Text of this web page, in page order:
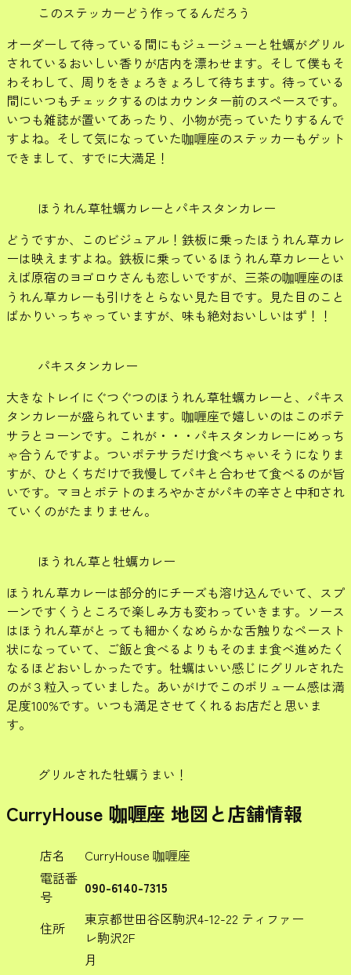
このステッカーどう作ってるんだろう
オーダーして待っている間にもジュージューと牡蠣がグリル
されているおいしい香りが店内を漂わせます。そして僕もそ
わそわして、周りをきょろきょろして待ちます。待っている
間にいつもチェックするのはカウンター前のスペースです。
いつも雑誌が置いてあったり、小物が売っていたりするんで
すよね。そして気になっていた咖喱座のステッカーもゲット
できまして、すでに大満足！
ほうれん草牡蠣カレーとパキスタンカレー
どうですか、このビジュアル！鉄板に乗ったほうれん草カレ
ーは映えますよね。鉄板に乗っているほうれん草カレーとい
えば原宿のヨゴロウさんも恋しいですが、三茶の咖喱座のほ
うれん草カレーも引けをとらない見た目です。見た目のこと
ばかりいっちゃっていますが、味も絶対おいしいはず！！
パキスタンカレー
大きなトレイにぐつぐつのほうれん草牡蠣カレーと、パキス
タンカレーが盛られています。咖喱座で嬉しいのはこのポテ
サラとコーンです。これが・・・パキスタンカレーにめっち
ゃ合うんですよ。ついポテサラだけ食べちゃいそうになりま
すが、ひとくちだけで我慢してパキと合わせて食べるのが旨
いです。マヨとポテトのまろやかさがパキの辛さと中和され
ていくのがたまりません。
ほうれん草と牡蠣カレー
ほうれん草カレーは部分的にチーズも溶け込んでいて、スプ
ーンですくうところで楽しみ方も変わっていきます。ソース
はほうれん草がとっても細かくなめらかな舌触りなペースト
状になっていて、ご飯と食べるよりもそのまま食べ進めたく
なるほどおいしかったです。牡蠣はいい感じにグリルされた
のが３粒入っていました。あいがけでこのボリューム感は満
足度100%です。いつも満足させてくれるお店だと思いま
す。
グリルされた牡蠣うまい！
CurryHouse 咖喱座 地図と店舗情報
店名
CurryHouse 咖喱座
電話番
号
090-6140-7315
住所
東京都世田谷区駒沢4-12-22 ティファー
レ駒沢2F
月